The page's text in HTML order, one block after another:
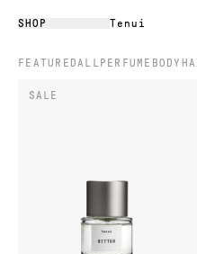
SHOP Tenui
FEATUREDALL PERFUME BODY
SALE